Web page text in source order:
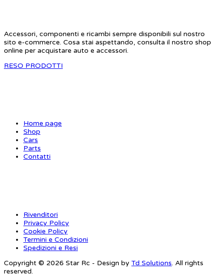
Accessori, componenti e ricambi sempre disponibili sul nostro
sito e-commerce. Cosa stai aspettando, consulta il nostro shop
online per acquistare auto e accessori.
RESO PRODOTTI
Home page
Shop
Cars
Parts
Contatti
Rivenditori
Privacy Policy
Cookie Policy
Termini e Condizioni
Spedizioni e Resi
Copyright © 2026 Star Rc - Design by Td Solutions. All rights
reserved.